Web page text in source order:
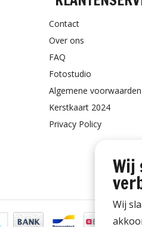
Contact
Over ons
FAQ
Fotostudio
Algemene voorwaarden
Kerstkaart 2024
Privacy Policy
Wij
Wij